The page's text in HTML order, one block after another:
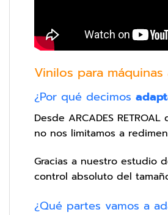
Vinilos para
¿Por qué decimos
Desde ARCADES
no nos limitamos a
Gracias a nuestro estudio
control absoluto del
¿Qué partes vamos a